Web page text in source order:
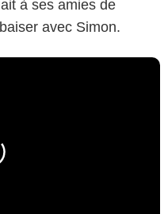
à ses amies de
avec Simon.